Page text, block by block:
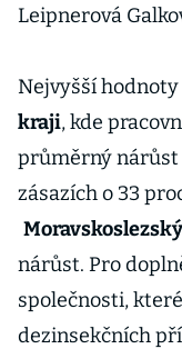
Leipnerová
Nejvyšší
kraji, kde
průměrný nárůst
zásazích o 33
Moravskoslezský
nárůst. Pro
společnosti,
dezinsekčních